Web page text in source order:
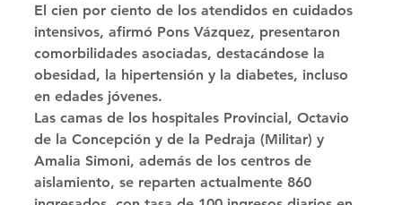
El cien por ciento de los atendidos en cuidados
intensivos, afirmó Pons Vázquez, presentaron
comorbilidades asociadas, destacándose la
obesidad, la hipertensión y la diabetes, incluso
en edades jóvenes.
Las camas de los hospitales Provincial, Octavio
de la Concepción y de la Pedraja (Militar) y
Amalia Simoni, además de los centros de
aislamiento, se reparten actualmente 860